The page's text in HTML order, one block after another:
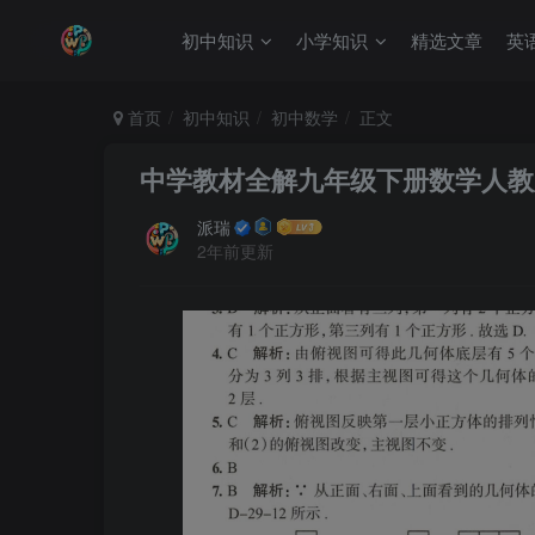
初中知识 小学知识 精选文章 英
首页 初中知识 初中数学 正文
中学教材全解九年级下册数学人
派瑞
2年前更新